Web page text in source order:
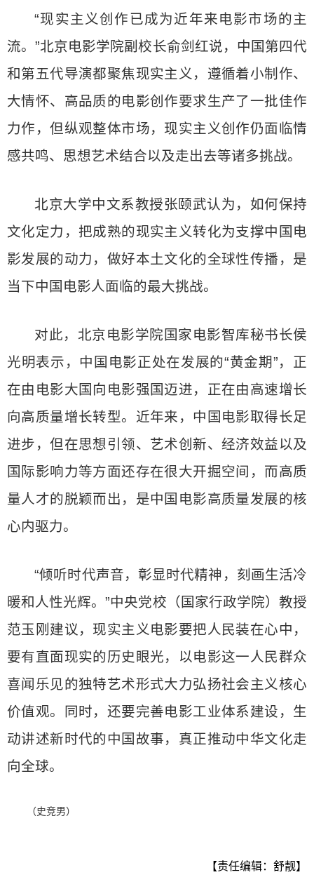
“现实主义创作已成为近年来电影市场的主
流。”北京电影学院副校长俞剑红说，中国第四代
和第五代导演都聚焦现实主义，遵循着小制作、
大情怀、高品质的电影创作要求生产了一批佳作
力作，但纵观整体市场，现实主义创作仍面临情
感共鸣、思想艺术结合以及走出去等诸多挑战。
北京大学中文系教授张颐武认为，如何保持
文化定力，把成熟的现实主义转化为支撑中国电
影发展的动力，做好本土文化的全球性传播，是
当下中国电影人面临的最大挑战。
对此，北京电影学院国家电影智库秘书长侯
光明表示，中国电影正处在发展的“黄金期”，正
在由电影大国向电影强国迈进，正在由高速增长
向高质量增长转型。近年来，中国电影取得长足
进步，但在思想引领、艺术创新、经济效益以及
国际影响力等方面还存在很大开掘空间，而高质
量人才的脱颖而出，是中国电影高质量发展的核
心内驱力。
“倾听时代声音，彰显时代精神，刻画生活冷
暖和人性光辉。”中央党校（国家行政学院）教授
范玉刚建议，现实主义电影要把人民装在心中，
要有直面现实的历史眼光，以电影这一人民群众
喜闻乐见的独特艺术形式大力弘扬社会主义核心
价值观。同时，还要完善电影工业体系建设，生
动讲述新时代的中国故事，真正推动中华文化走
向全球。
（史竞男）
【责任编辑：舒靓】